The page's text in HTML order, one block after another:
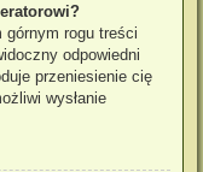
górnym rogu treści
odpowiedni
przeniesienie cię
wysłanie